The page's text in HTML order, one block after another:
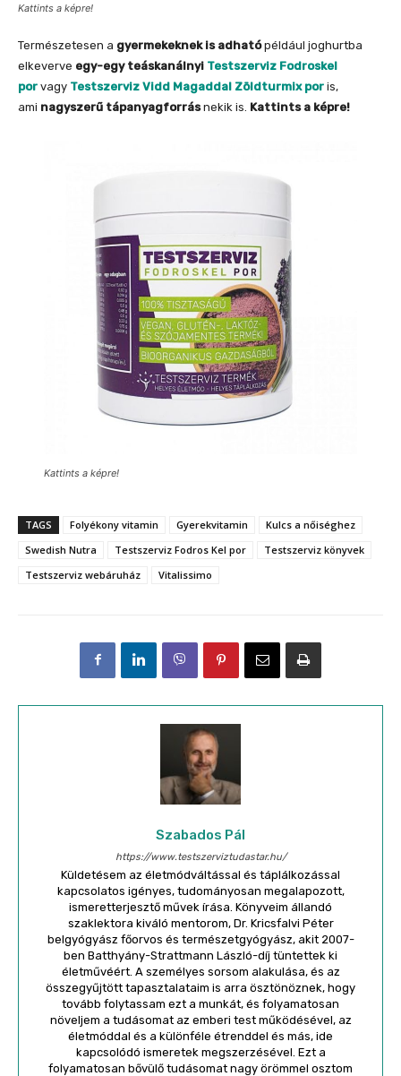
Kattints a képre!
Természetesen a gyermekeknek is adhatópéldául joghurtba
elkeverve egy-egy teáskanálnyi Testszerviz Fodroskel
por vagy Testszerviz Vidd Magaddal Zöldturmix por is,
ami nagyszerű tápanyagforrásnekik is. Kattints a képre!
Kattints a képre!
TAGS Folyékony vitamin Gyerekvitamin
Kulcs a nőiséghez
Swedish Nutra
Testszerviz Fodros Kel por
Testszerviz könyvek
Testszerviz webáruház
Vitalissimo
Szabados Pál
https://www.testszerviztudastar.hu/
Küldetésem az életmódváltással és táplálkozással
kapcsolatos igényes, tudományosan megalapozott,
ismeretterjesztő művek írása. Könyveim állandó
szaklektora kiváló mentorom, Dr. Kricsfalvi Péter
belgyógyász főorvos és természetgyógyász, akit 2007-
ben Batthyány-Strattmann László-díj tüntettek ki
életművéért. A személyes sorsom alakulása, és az
összegyűjtött tapasztalataim is arra ösztönöznek, hogy
tovább folytassam ezt a munkát, és folyamatosan
növeljem a tudásomat az emberi test működésével, az
életmóddal és a különféle étrenddel és más, ide
kapcsolódó ismeretek megszerzésével. Ezt a
folyamatosan bővülő tudásomat nagy örömmel osztom